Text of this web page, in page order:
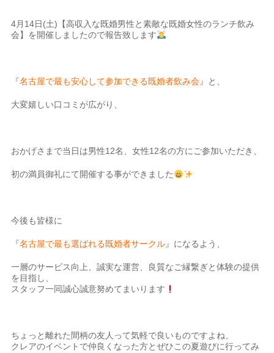
4月14日(土)【高収入な既婚男性と素敵な既婚女性のランチ飲み
会】を開催しましたので報告致します
『名古屋で最も安心して参加できる既婚者飲み会』と、
大変嬉しい口コミが広がり、
おかげさまで当日は男性12名、女性12名の方にご参加いただき、
初の満員御礼にて開催する事ができました
今後も皆様に
『名古屋で最も選ばれる既婚者サークル』になるよう、
一層のサービス向上、誠実な運営、良質なご縁繋ぎと体験の提供
を目指し、
スタッフ一同誠心誠意努めてまいります
ちょっと離れた間柄の友人って気軽で良いものですよね、
クレアのイベントで仲良くなった方とぜひこの夏遊びに行ってみ